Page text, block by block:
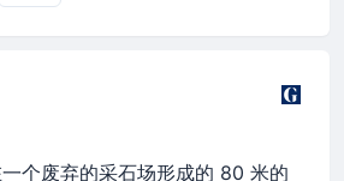
个废弃的采石场形成的 80 米的